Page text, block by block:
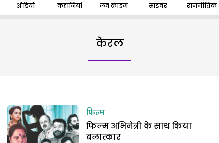
ऑडियो कहानियां लव क्राइम साइबर राजनीतिक
केरल
फिल्म
फिल्म अभिनेत्री के साथ किया
बलात्कार